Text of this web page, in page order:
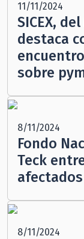
11/11/2024
SICEX,
destaca
sobre
8/11/2024
Fondo
Teck
8/11/2024